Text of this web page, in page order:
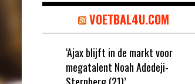
VOETBAL4U.COM
‘Ajax blijft in de markt voor
megatalent Noah Adedeji-